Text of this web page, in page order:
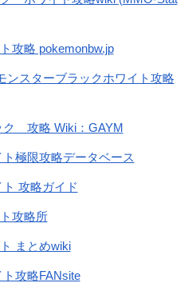
攻略 pokemonbw.jp
ンスターブラックホワイト攻略
ク 攻略 Wiki：GAYM
極限攻略データベース
攻略ガイド
攻略所
まとめwiki
攻略FANsite